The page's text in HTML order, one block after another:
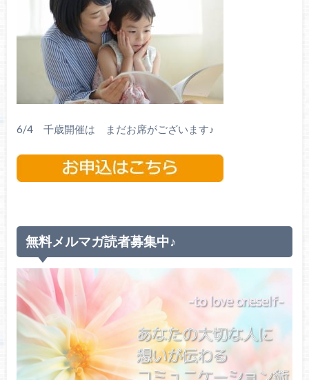
6/4 千歳開催は まだお席がございます♪
無料メルマガ読者募集中♪